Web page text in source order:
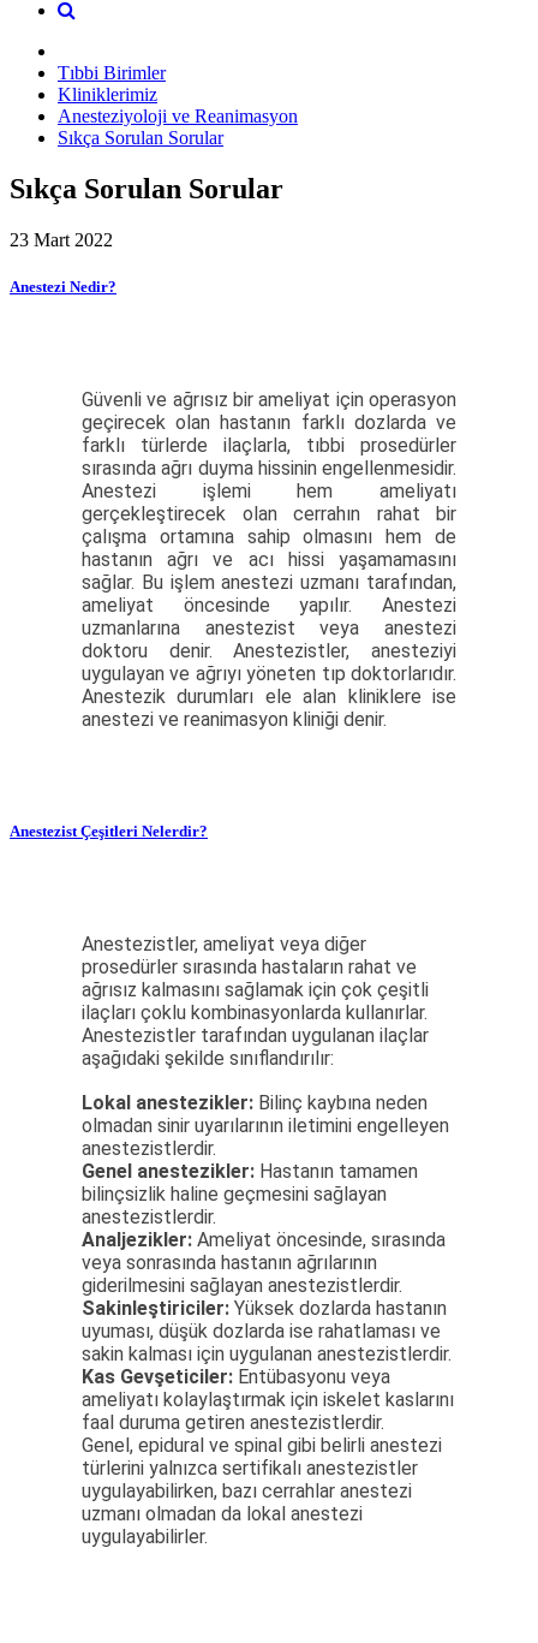
Tıbbi Birimler
Kliniklerimiz
Anesteziyoloji ve Reanimasyon
Sıkça Sorulan Sorular
Sıkça Sorulan Sorular
23 Mart 2022
Anestezi Nedir?
Güvenli ve ağrısız bir ameliyat için operasyon
geçirecek olan hastanın farklı dozlarda ve
farklı türlerde ilaçlarla, tıbbi prosedürler
sırasında ağrı duyma hissinin engellenmesidir.
Anestezi işlemi hem ameliyatı
gerçekleştirecek olan cerrahın rahat bir
çalışma ortamına sahip olmasını hem de
hastanın ağrı ve acı hissi yaşamamasını
sağlar. Bu işlem anestezi uzmanı tarafından,
ameliyat öncesinde yapılır. Anestezi
uzmanlarına anestezist veya anestezi
doktoru denir. Anestezistler, anesteziyi
uygulayan ve ağrıyı yöneten tıp doktorlarıdır.
Anestezik durumları ele alan kliniklere ise
anestezi ve reanimasyon kliniği denir.
Anestezist Çeşitleri Nelerdir?
Anestezistler, ameliyat veya diğer
prosedürler sırasında hastaların rahat ve
ağrısız kalmasını sağlamak için çok çeşitli
ilaçları çoklu kombinasyonlarda kullanırlar.
Anestezistler tarafından uygulanan ilaçlar
aşağıdaki şekilde sınıflandırılır:
Lokal anestezikler: Bilinç kaybına neden
olmadan sinir uyarılarının iletimini engelleyen
anestezistlerdir.
Genel anestezikler: Hastanın tamamen
bilinçsizlik haline geçmesini sağlayan
anestezistlerdir.
Analjezikler: Ameliyat öncesinde, sırasında
veya sonrasında hastanın ağrılarının
giderilmesini sağlayan anestezistlerdir.
Sakinleştiriciler: Yüksek dozlarda hastanın
uyuması, düşük dozlarda ise rahatlaması ve
sakin kalması için uygulanan anestezistlerdir.
Kas Gevşeticiler: Entübasyonu veya
ameliyatı kolaylaştırmak için iskelet kaslarını
faal duruma getiren anestezistlerdir.
Genel, epidural ve spinal gibi belirli anestezi
türlerini yalnızca sertifikalı anestezistler
uygulayabilirken, bazı cerrahlar anestezi
uzmanı olmadan da lokal anestezi
uygulayabilirler.